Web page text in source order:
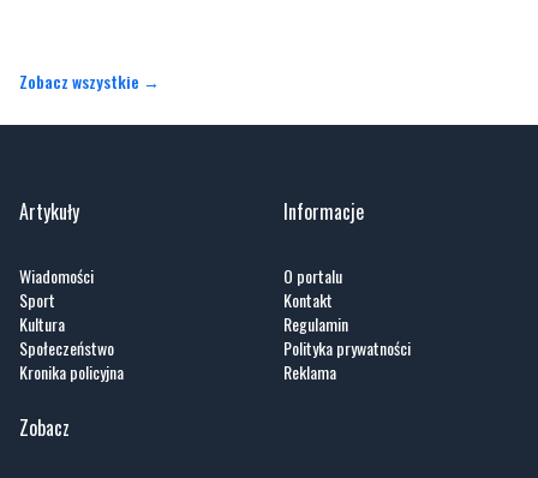
Zobacz wszystkie →
Artykuły
Wiadomości
Sport
Kultura
Społeczeństwo
Kronika policyjna
Informacje
O portalu
Kontakt
Regulamin
Polityka prywatności
Reklama
Zobacz